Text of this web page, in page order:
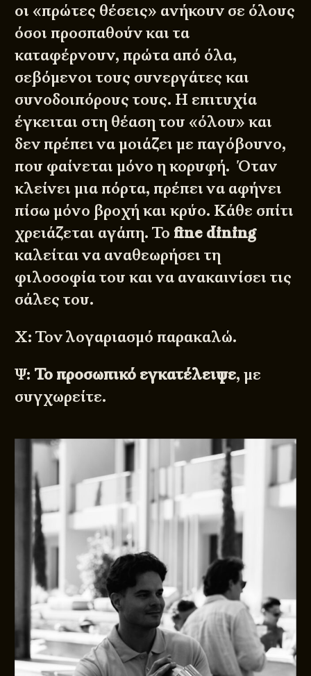
οι «πρώτες θέσεις» ανήκουν σε όλους
όσοι προσπαθούν και τα
καταφέρνουν, πρώτα από όλα,
σεβόμενοι τους συνεργάτες και
συνοδοιπόρους τους. Η επιτυχία
έγκειται στη θέαση του «όλου» και
δεν πρέπει να μοιάζει με παγόβουνο,
που φαίνεται μόνο η κορυφή. Όταν
κλείνει μια πόρτα, πρέπει να αφήνει
πίσω μόνο βροχή και κρύο. Κάθε σπίτι
χρειάζεται αγάπη. Το fine dining
καλείται να αναθεωρήσει τη
φιλοσοφία του και να ανακαινίσει τις
σάλες του.
Χ: Τον λογαριασμό παρακαλώ.
Ψ: Το προσωπικό εγκατέλειψε, με
συγχωρείτε.